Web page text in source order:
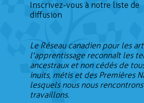
Inscrivez-vous à notre liste de
diffusion
Le Réseau canadien pour les
l'apprentissage reconnaît les
ancestraux et non cédés de
inuits, métis et des Premières
lesquels nous nous
travaillons.